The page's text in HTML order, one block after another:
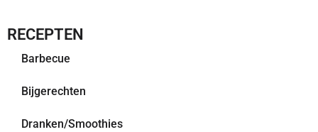
RECEPTEN
Barbecue
Bijgerechten
Dranken/Smoothies